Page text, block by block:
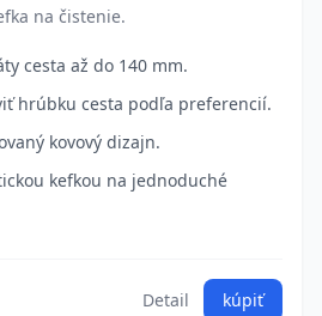
na čistenie.
cesta až do 140 mm.
hrúbku cesta podľa preferencií.
kovový dizajn.
kefkou na jednoduché
Detail kúpiť